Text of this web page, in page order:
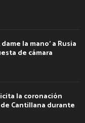
la mano’ a Rusia
de cámara
la coronación
Cantillana durante